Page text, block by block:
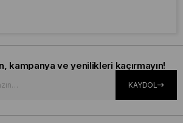
kampanya ve yenilikleri kaçırmayın!
KAYDOL